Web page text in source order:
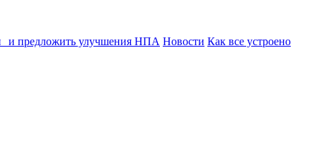
и предложить улучшения НПА Новости Как все устроено